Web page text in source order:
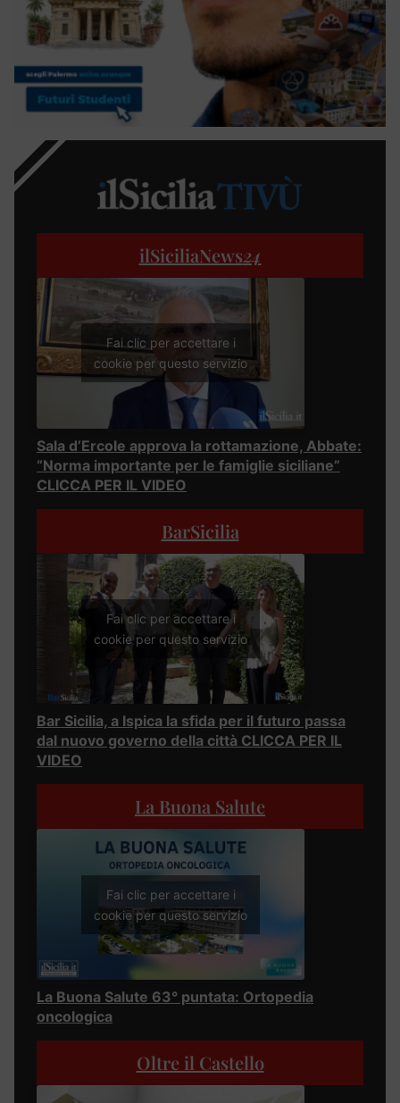
ilSiciliaNews24
Fai clic per accettare i
cookie per questo servizio
Sala d’Ercole approva la rottamazione, Abbate:
“Norma importante per le famiglie siciliane”
CLICCA PER IL VIDEO
BarSicilia
Fai clic per accettare i
cookie per questo servizio
Bar Sicilia, a Ispica la sfida per il futuro passa
dal nuovo governo della città CLICCA PER IL
VIDEO
La Buona Salute
Fai clic per accettare i
cookie per questo servizio
La Buona Salute 63° puntata: Ortopedia
oncologica
Oltre il Castello